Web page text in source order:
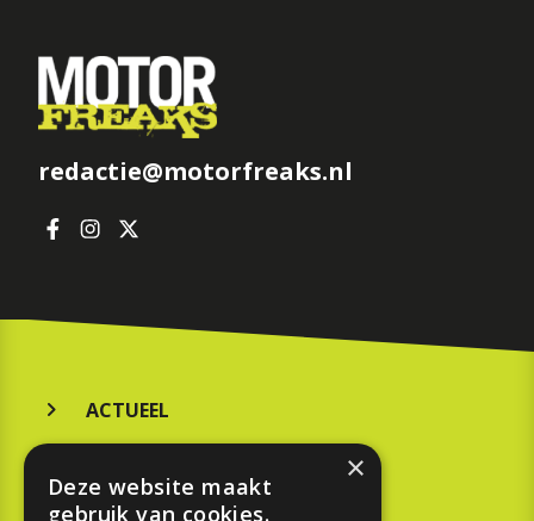
redactie@motorfreaks.nl
ACTUEEL
KOOPGIDS
×
Deze website maakt
gebruik van cookies.